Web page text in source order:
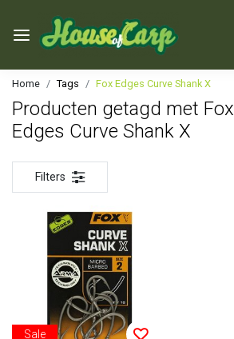
Home Tags Fox Edges Curve Shank X
Producten getagd met Fox
Edges Curve Shank X
Filters
Sale